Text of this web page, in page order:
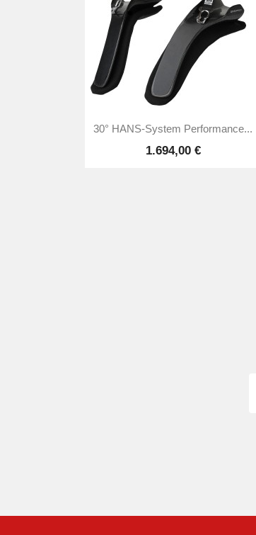
Vorschau
30° HANS-System Performance...
1.694,00 €